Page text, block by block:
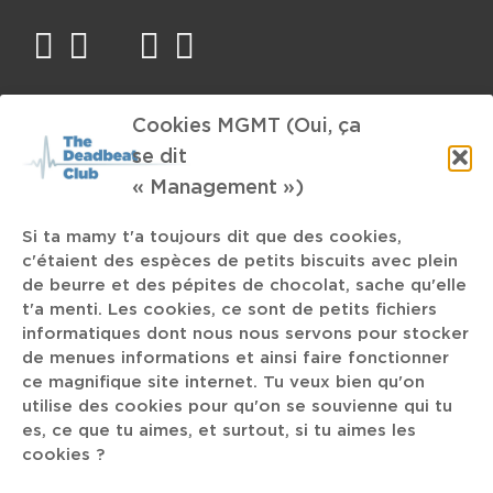
Cookies MGMT (Oui, ça
se dit
« Management »)
Si ta mamy t'a toujours dit que des cookies,
c'étaient des espèces de petits biscuits avec plein
de beurre et des pépites de chocolat, sache qu'elle
t'a menti. Les cookies, ce sont de petits fichiers
informatiques dont nous nous servons pour stocker
de menues informations et ainsi faire fonctionner
ce magnifique site internet. Tu veux bien qu'on
utilise des cookies pour qu'on se souvienne qui tu
es, ce que tu aimes, et surtout, si tu aimes les
cookies ?
facebook
twitter
mail instagram
Alternative Rock
Recos de Kante Le Ministère
The Delta Riggs Amon Tobin Doodseskader
Théâtre Bourla SIERRA PAARD. Enter Shikari
CREVER